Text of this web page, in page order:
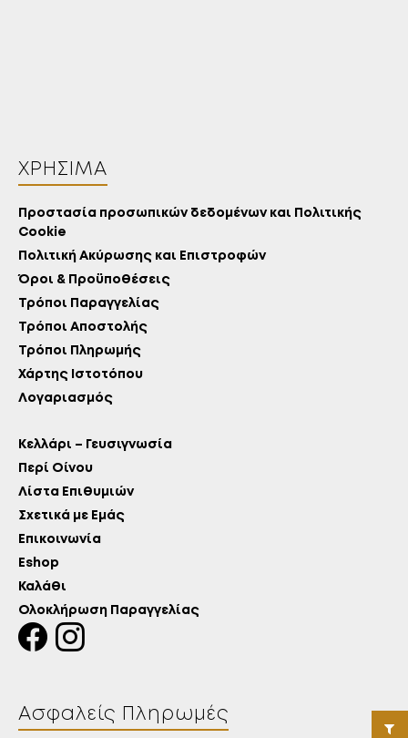
ΧΡΉΣΙΜΑ
Προστασία προσωπικών δεδομένων και Πολιτικής
Cookie
Πολιτική Ακύρωσης και Επιστροφών
Όροι & Προϋποθέσεις
Τρόποι Παραγγελίας
Τρόποι Αποστολής
Τρόποι Πληρωμής
Χάρτης Ιστοτόπου
Λογαριασμός
Κελλάρι – Γευσιγνωσία
Περί Οίνου
Λίστα Επιθυμιών
Σχετικά με Εμάς
Επικοινωνία
Eshop
Καλάθι
Ολοκλήρωση Παραγγελίας
Ασφαλείς Πληρωμές